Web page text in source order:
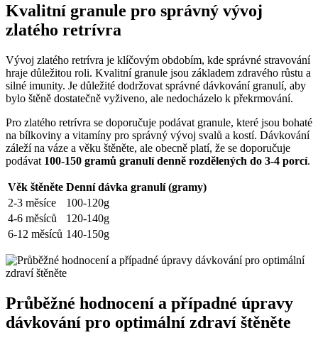
Kvalitní granule pro správný vývoj
zlatého retrívra
Vývoj zlatého retrívra je klíčovým obdobím, kde správné stravování
hraje důležitou roli. Kvalitní granule jsou základem zdravého růstu a
silné imunity. Je důležité dodržovat správné dávkování granulí, aby
bylo štěně dostatečně vyživeno, ale nedocházelo k překrmování.
Pro zlatého retrívra se doporučuje podávat granule, které jsou bohaté
na bílkoviny a vitamíny pro správný vývoj svalů a kostí. Dávkování
záleží na váze a věku štěněte, ale obecně platí, že se doporučuje
podávat 100-150 gramů granulí denně rozdělených do 3-4 porcí.
Věk štěněte Denní dávka granulí (gramy)
2-3 měsíce
100-120g
4-6 měsíců
120-140g
6-12 měsíců 140-150g
Průběžné hodnocení a případné úpravy
dávkování pro optimální zdraví štěněte